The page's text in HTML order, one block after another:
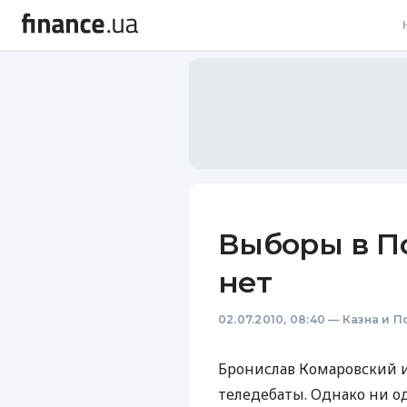
Выборы в
нет
02.07.2010, 08:40 — Казна и
Бронислав Комаровский
теледебаты. Однако ни